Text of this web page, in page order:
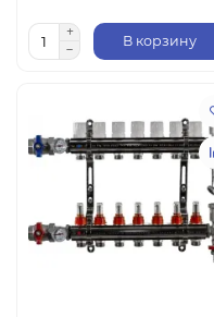
В корзину